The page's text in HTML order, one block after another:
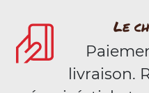
Le
livraison.